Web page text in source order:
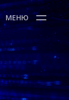
МЕНЮ